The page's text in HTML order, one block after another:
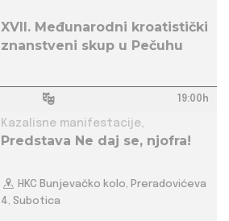
XVII. Međunarodni kroatistički
znanstveni skup u Pečuhu
19:00h
Kazalisne manifestacije,
Predstava Ne daj se, njofra!
HKC Bunjevačko kolo, Preradovićeva
4, Subotica